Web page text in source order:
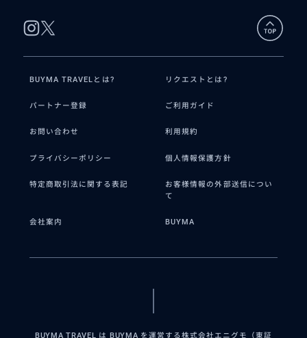
BUYMA TRAVELとは? リクエストとは?
パートナー登録 ご利用ガイド
お問い合わせ 利用規約
プライバシーポリシー 個人情報保護方針
特定商取引法に関する表記
お客様情報の外部送信につい
て
会社案内 BUYMA
BUYMA TRAVEL は BUYMA を運営する株式会社エニグモ（東証